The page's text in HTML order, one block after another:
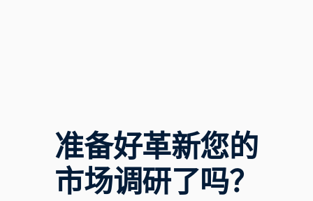
准备好革新您的
市场调研了吗？